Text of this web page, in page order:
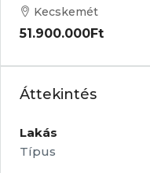
Kecskemét
51.900.000Ft
Áttekintés
Lakás
Típus